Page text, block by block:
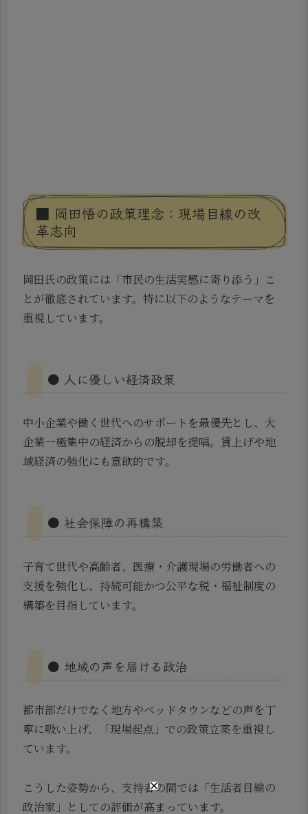
■ 岡田悟の政策理念：現場目線の改
革志向
岡田氏の政策には「市民の生活実感に寄り添う」こ
とが徹底されています。特に以下のようなテーマを
重視しています。
● 人に優しい経済政策
中小企業や働く世代へのサポートを最優先とし、大
企業一極集中の経済からの脱却を提唱。賃上げや地
域経済の強化にも意欲的です。
● 社会保障の再構築
子育て世代や高齢者、医療・介護現場の労働者への
支援を強化し、持続可能かつ公平な税・福祉制度の
構築を目指しています。
● 地域の声を届ける政治
都市部だけでなく地方やベッドタウンなどの声を丁
寧に吸い上げ、「現場起点」での政策立案を重視し
ています。
こうした姿勢から、支持者の間では「生活者目線の
政治家」としての評価が高まっています。